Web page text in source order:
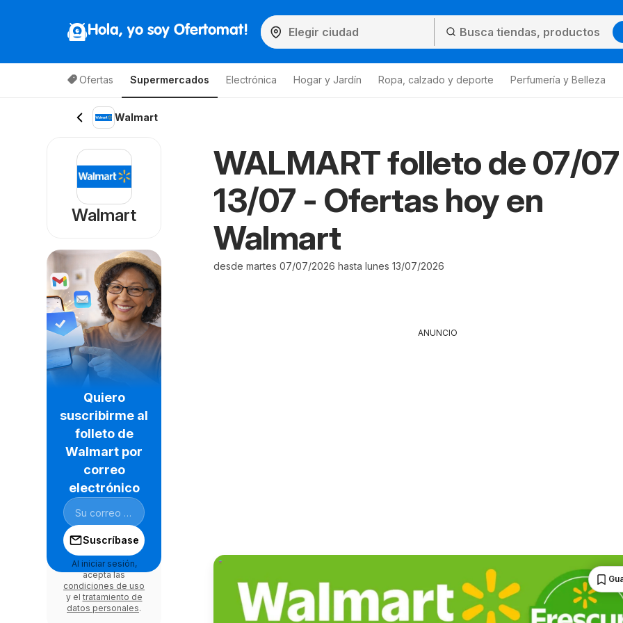
Hola, yo soy Ofertomat!
Ofertas Supermercados Electrónica Hogar y Jardín Ropa, calzado y deporte Perfumería y Belleza
Walmart
WALMART folleto de 07/
13/07 - Ofertas hoy en
Walmart
desde martes 07/07/2026 hasta lunes 13/07/2026
ANUNCIO
Walmart
Quiero
suscribirme al
folleto de
Walmart por
correo
electrónico
Suscríbase
Al iniciar sesión,
acepta las
condiciones de uso
y el tratamiento de
datos personales.